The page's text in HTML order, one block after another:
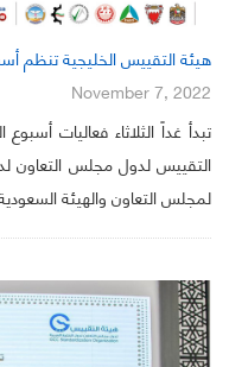
هيئة التقييس الخليجية تنظم
November 7, 2022
التقييس لدول مجلس التعاون
لمجلس التعاون والهيئة